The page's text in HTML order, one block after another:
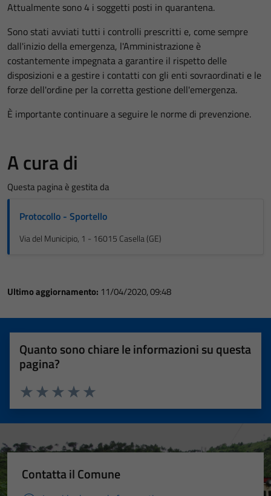
Attualmente sono 4 i soggetti posti in quarantena.
Sono stati avviati tutti i controlli prescritti e, come sempre
dall'inizio della emergenza, l'Amministrazione è
costantemente impegnata a garantire il rispetto delle
disposizioni e a gestire i contatti con gli enti sovraordinati e le
forze dell'ordine per la corretta gestione dell'emergenza.
È importante continuare a seguire le norme di prevenzione.
A cura di
Questa pagina è gestita da
Protocollo - Sportello
Via del Municipio, 1 - 16015 Casella (GE)
Ultimo aggiornamento: 11/04/2020, 09:48
Quanto sono chiare le informazioni su questa
pagina?
Valuta 5 stelle su 5
Valuta 4 stelle su 5
Valuta 3 stelle su 5
Valuta 2 stelle su 5
Valuta 1 stelle su 5
Contatta il Comune